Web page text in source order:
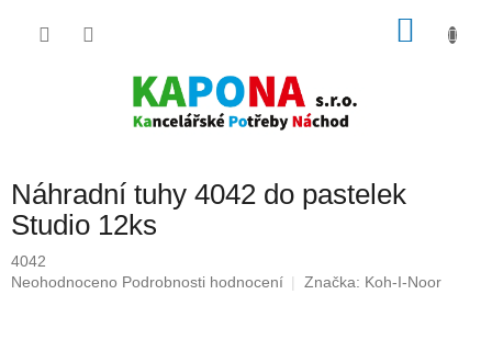
Náhradní tuhy 4042 do pastelek
Studio 12ks
4042
Průměrné
Neohodnoceno Podrobnosti hodnocení Značka: Koh-I-Noor